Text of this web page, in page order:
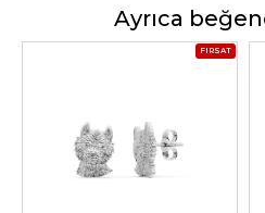
Ayrıca
FIRSAT